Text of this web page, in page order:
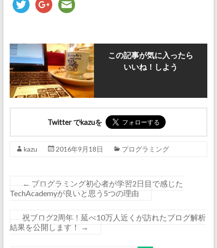
この記事が気に入ったら
いいね！しよう
Twitter でkazuを
kazu 2016年9月18日 プログラミング
← プログラミング初心者が学習2日目で感じた
TechAcademyが良いと思う5つの理由
祝ブログ2周年！延べ10万人近くが訪れたブログ解析
結果を公開します！
→